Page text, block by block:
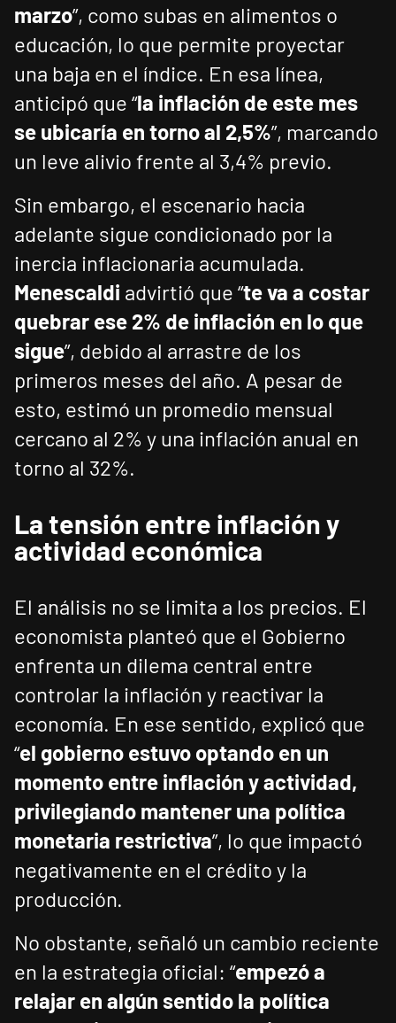
marzo”, como subas en alimentos o
educación, lo que permite proyectar
una baja en el índice. En esa línea,
anticipó que “la inflación de este mes
se ubicaría en torno al 2,5%”, marcando
un leve alivio frente al 3,4% previo.
Sin embargo, el escenario hacia
adelante sigue condicionado por la
inercia inflacionaria acumulada.
Menescaldi advirtió que “te va a costar
quebrar ese 2% de inflación en lo que
sigue”, debido al arrastre de los
primeros meses del año. A pesar de
esto, estimó un promedio mensual
cercano al 2% y una inflación anual en
torno al 32%.
La tensión entre inflación y
actividad económica
El análisis no se limita a los precios. El
economista planteó que el Gobierno
enfrenta un dilema central entre
controlar la inflación y reactivar la
economía. En ese sentido, explicó que
“el gobierno estuvo optando en un
momento entre inflación y actividad,
privilegiando mantener una política
monetaria restrictiva”, lo que impactó
negativamente en el crédito y la
producción.
No obstante, señaló un cambio reciente
en la estrategia oficial: “empezó a
relajar en algún sentido la política